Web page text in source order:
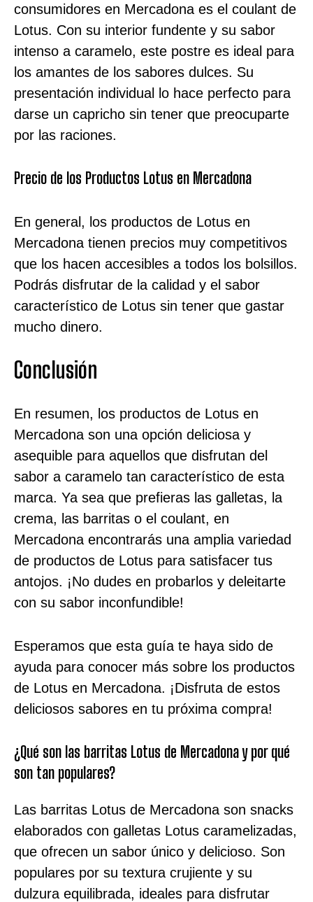
consumidores en Mercadona es el coulant de
Lotus. Con su interior fundente y su sabor
intenso a caramelo, este postre es ideal para
los amantes de los sabores dulces. Su
presentación individual lo hace perfecto para
darse un capricho sin tener que preocuparte
por las raciones.
Precio de los Productos Lotus en Mercadona
En general, los productos de Lotus en
Mercadona tienen precios muy competitivos
que los hacen accesibles a todos los bolsillos.
Podrás disfrutar de la calidad y el sabor
característico de Lotus sin tener que gastar
mucho dinero.
Conclusión
En resumen, los productos de Lotus en
Mercadona son una opción deliciosa y
asequible para aquellos que disfrutan del
sabor a caramelo tan característico de esta
marca. Ya sea que prefieras las galletas, la
crema, las barritas o el coulant, en
Mercadona encontrarás una amplia variedad
de productos de Lotus para satisfacer tus
antojos. ¡No dudes en probarlos y deleitarte
con su sabor inconfundible!
Esperamos que esta guía te haya sido de
ayuda para conocer más sobre los productos
de Lotus en Mercadona. ¡Disfruta de estos
deliciosos sabores en tu próxima compra!
¿Qué son las barritas Lotus de Mercadona y por qué
son tan populares?
Las barritas Lotus de Mercadona son snacks
elaborados con galletas Lotus caramelizadas,
que ofrecen un sabor único y delicioso. Son
populares por su textura crujiente y su
dulzura equilibrada, ideales para disfrutar